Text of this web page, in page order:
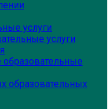
услуги
услуги
образовательных